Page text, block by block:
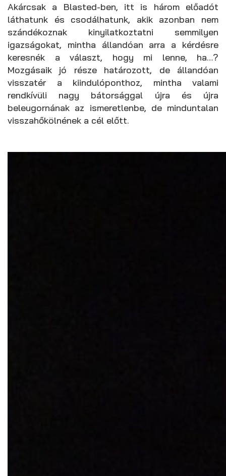
Akárcsak a Blasted-ben, itt is három előadót
láthatunk és csodálhatunk, akik azonban nem
szándékoznak kinyilatkoztatni semmilyen
igazságokat, mintha állandóan arra a kérdésre
keresnék a választ, hogy mi lenne, ha…?
Mozgásaik jó része határozott, de állandóan
visszatér a kiindulóponthoz, mintha valami
rendkívüli nagy bátorsággal újra és újra
beleugornának az ismeretlenbe, de minduntalan
visszahőkölnének a cél előtt.